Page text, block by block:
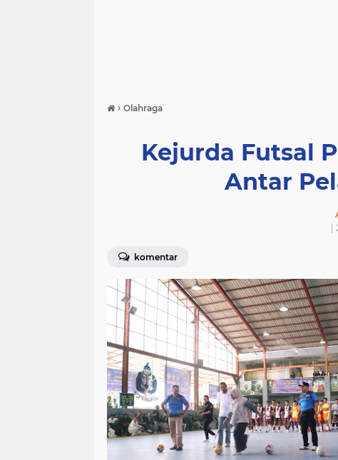
› Olahraga
Kejurda Futsal
Antar
komentar